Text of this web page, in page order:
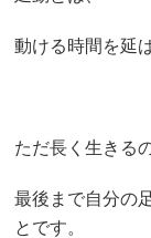
動ける時間を延
ただ長く生きる
最後まで自分の
とです。